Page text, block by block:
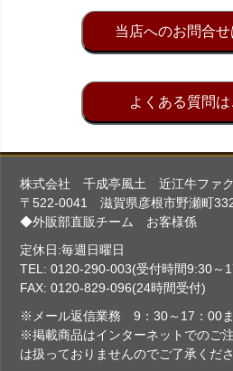
当店へのお問合せ
よくある質問は
株式会社 千成亭風土 近江牛ファ
〒522-0041 滋賀県彦根市野瀬町
◆外販部直販チーム お客様係
定休日:毎週日曜日
TEL: 0120-290-003(受付時間9:30～
FAX: 0120-829-096(24時間受付)
※メール返信業務 9：30～17：00
※掲載商品はインターネットでのご
は扱っておりませんのでご了承くださ